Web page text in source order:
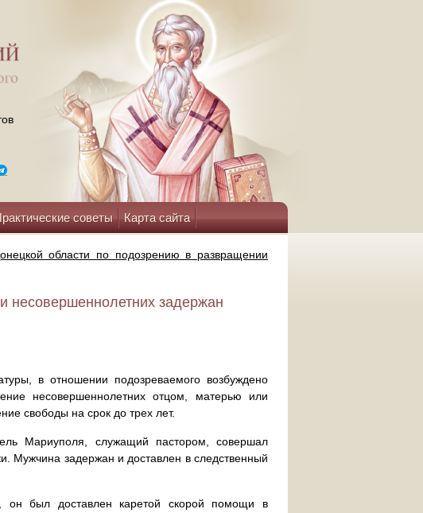
советы Карта сайта
области по подозрению в развращении
несовершеннолетних задержан
в отношении подозреваемого возбуждено
несовершеннолетних отцом, матерью или
свободы на срок до трех лет.
Мариуполя, служащий пастором, совершал
Мужчина задержан и доставлен в следственный
он был доставлен каретой скорой помощи в